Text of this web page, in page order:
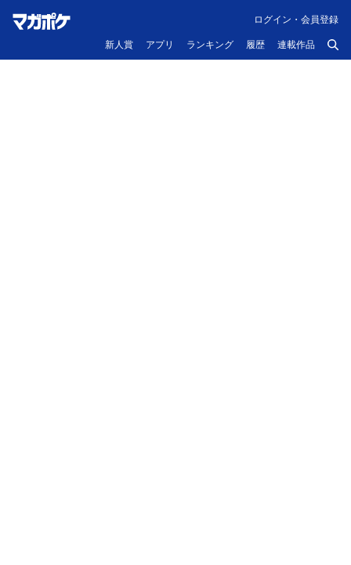
新人賞 アプリ ランキング 履歴 連載作品
ログイン・会員登録